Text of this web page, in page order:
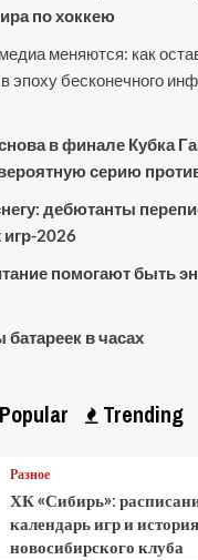
по хоккею
меняются: как
бесконечного
в финале Кубка
серию
дебютанты
2026
помогают быть
в часах
Trending
Разное
ХК «Сибирь»:
календарь игр и история
новосибирского клуба